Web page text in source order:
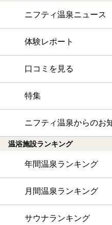
ニフティ温泉ニュース
体験レポート
口コミを見る
特集
ニフティ温泉からのお
温浴施設ランキング
年間温泉ランキング
月間温泉ランキング
サウナランキング